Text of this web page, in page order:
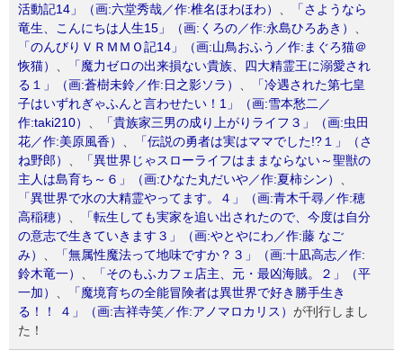
活動記14」（画:六堂秀哉／作:椎名ほわほわ）
「さようなら
竜生、こんにちは人生15」（画:くろの／作:永島ひろあき）
「のんびりＶＲＭＭＯ記14」（画:山鳥おふう／作:まぐろ猫＠
恢猫）
「魔力ゼロの出来損ない貴族、四大精霊王に溺愛され
る１」（画:蒼樹未鈴／作:日之影ソラ）
「冷遇された第七皇
子はいずれぎゃふんと言わせたい！1」（画:雪本愁二／
作:taki210）
「貴族家三男の成り上がりライフ３」（画:虫田
花／作:美原風香）
「伝説の勇者は実はママでした!?１」（さ
ね野郎）
「異世界じゃスローライフはままならない～聖獣の
主人は島育ち～６」（画:ひなた丸だいや／作:夏柿シン）
「異世界で水の大精霊やってます。４」（画:青木千尋／作:穂
高稲穂）
「転生しても実家を追い出されたので、今度は自分
の意志で生きていきます３」（画:やとやにわ／作:藤 なご
み）
「無属性魔法って地味ですか？３」（画:十凪高志／作:
鈴木竜一）
「そのもふカフェ店主、元・最凶海賊。２」（平
一加）
「魔境育ちの全能冒険者は異世界で好き勝手生き
る！！ ４」（画:吉祥寺笑／作:アノマロカリス） が刊行しまし
た！